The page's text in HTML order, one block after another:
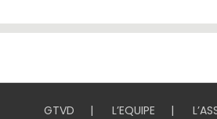
GTVD L’EQUIPE